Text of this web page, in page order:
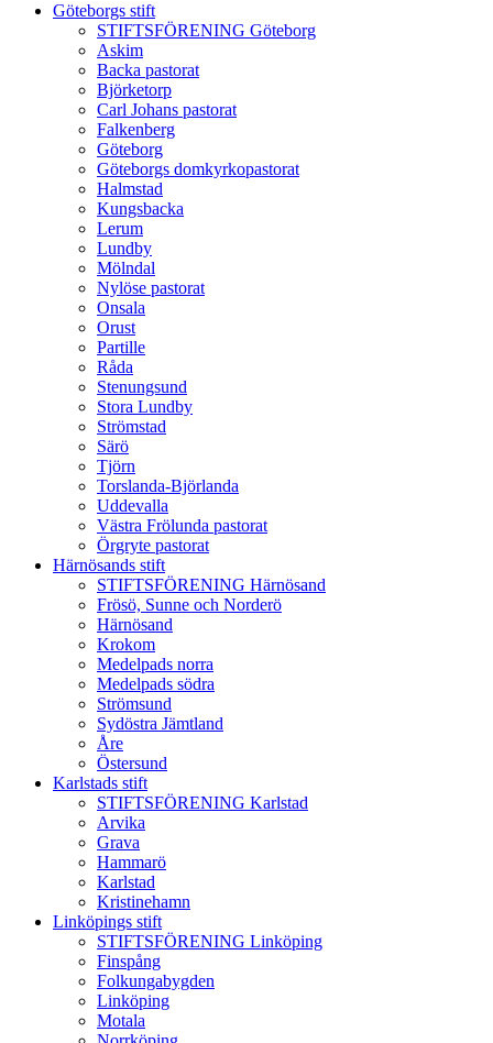
Göteborgs stift
STIFTSFÖRENING Göteborg
Askim
Backa pastorat
Björketorp
Carl Johans pastorat
Falkenberg
Göteborg
Göteborgs domkyrkopastorat
Halmstad
Kungsbacka
Lerum
Lundby
Mölndal
Nylöse pastorat
Onsala
Orust
Partille
Råda
Stenungsund
Stora Lundby
Strömstad
Särö
Tjörn
Torslanda-Björlanda
Uddevalla
Västra Frölunda pastorat
Örgryte pastorat
Härnösands stift
STIFTSFÖRENING Härnösand
Frösö, Sunne och Norderö
Härnösand
Krokom
Medelpads norra
Medelpads södra
Strömsund
Sydöstra Jämtland
Åre
Östersund
Karlstads stift
STIFTSFÖRENING Karlstad
Arvika
Grava
Hammarö
Karlstad
Kristinehamn
Linköpings stift
STIFTSFÖRENING Linköping
Finspång
Folkungabygden
Linköping
Motala